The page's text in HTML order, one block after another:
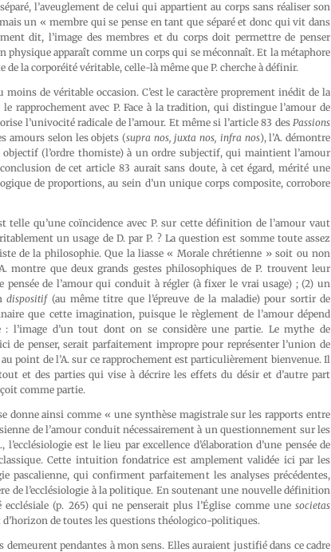
l’aveuglement de celui qui appartient au corps sans réaliser son
un « membre qui se pense en tant que séparé et donc qui vit dans
dit, l’image des membres et du corps doit permettre de penser
physique apparaît comme un corps qui se méconnaît. Et la métaphore
de la corporéité véritable, celle-là même que P. cherche à définir.
de véritable occasion. C’est le caractère proprement inédit de la
rapprochement avec P. Face à la tradition, qui distingue l’amour de
l’univocité radicale de l’amour. Et même si l’article 83 des Passions
amours selon les objets (supra nos, juxta nos, infra nos), l’A. démontre
(l’ordre thomiste) à un ordre subjectif, qui maintient l’amour
de cet article 83 aurait sans doute, à cet égard, mérité une
de proportions, au sein d’un unique corps composite, corrobore
qu’une coïncidence avec P. sur cette définition de l’amour vaut
un usage de D. par P. ? La question est somme toute assez
de la philosophie. Que la liasse « Morale chrétienne » soit ou non
montre que deux grands gestes philosophiques de P. trouvent leur
pensée de l’amour qui conduit à régler (à fixer le vrai usage) ; (2) un
dispositif(au même titre que l’épreuve de la maladie) pour sortir de
que cette imagination, puisque le règlement de l’amour dépend
: l’image d’un tout dont on se considère une partie. Le mythe de
de penser, serait parfaitement impropre pour représenter l’union de
point de l’A. sur ce rapprochement est particulièrement bienvenue. Il
et des parties qui vise à décrire les effets du désir et d’autre part
comme partie.
donne ainsi comme « une synthèse magistrale sur les rapports entre
de l’amour conduit nécessairement à un questionnement sur les
est le lieu par excellence d’élaboration d’une pensée de
Cette intuition fondatrice est amplement validée ici par les
pascalienne, qui confirment parfaitement les analyses précédentes,
de l’ecclésiologie à la politique. En soutenant une nouvelle définition
(p. 265) qui ne penserait plus l’Église comme une societas
d’horizon de toutes les questions théologico-politiques.
pendantes à mon sens. Elles auraient justifié dans ce cadre